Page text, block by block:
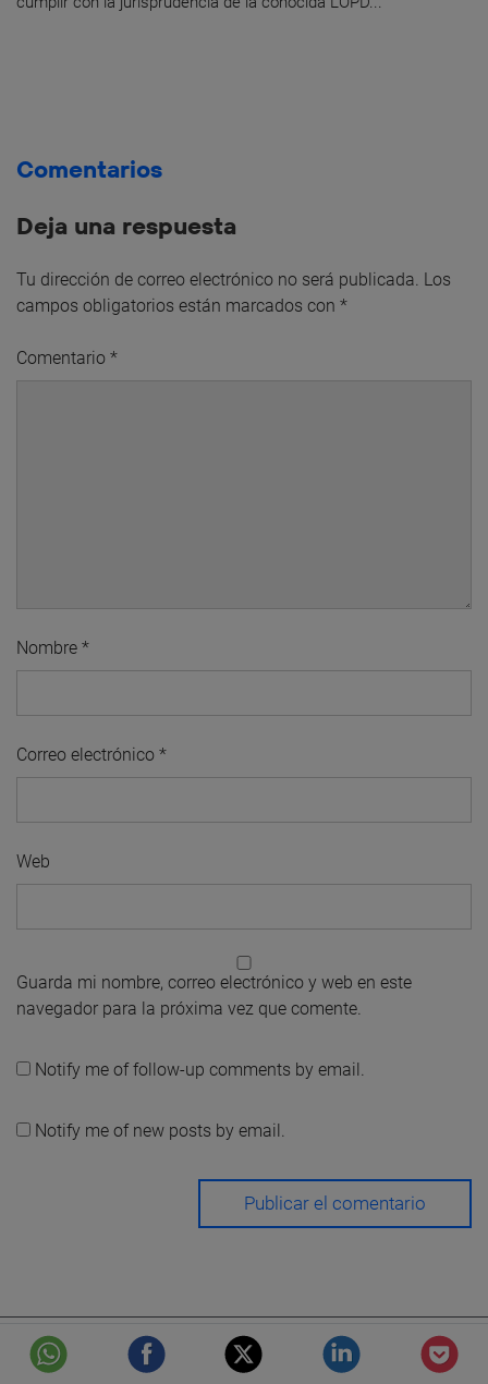
Comentarios
Deja una respuesta
Tu dirección de correo electrónico no será publicada. Los
campos obligatorios están marcados con *
Comentario *
Nombre *
Correo electrónico *
Web
Guarda mi nombre, correo electrónico y web en este
navegador para la próxima vez que comente.
Notify me of follow-up comments by email.
Notify me of new posts by email.